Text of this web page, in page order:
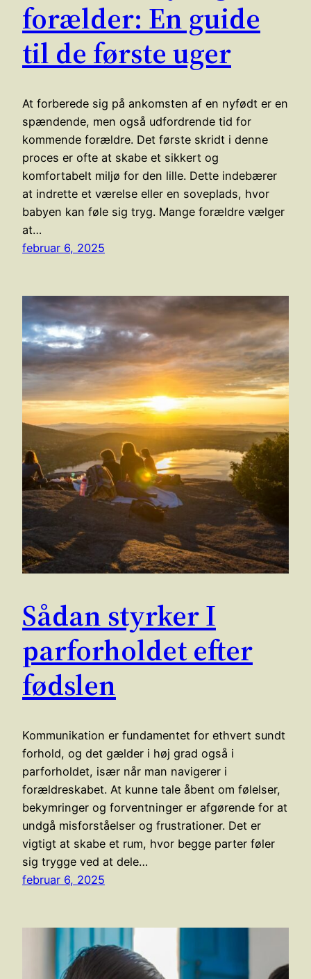
forælder: En guide
til de første uger
At forberede sig på ankomsten af en nyfødt er en
spændende, men også udfordrende tid for
kommende forældre. Det første skridt i denne
proces er ofte at skabe et sikkert og
komfortabelt miljø for den lille. Dette indebærer
at indrette et værelse eller en soveplads, hvor
babyen kan føle sig tryg. Mange forældre vælger
at…
februar 6, 2025
Sådan styrker I
parforholdet efter
fødslen
Kommunikation er fundamentet for ethvert sundt
forhold, og det gælder i høj grad også i
parforholdet, især når man navigerer i
forældreskabet. At kunne tale åbent om følelser,
bekymringer og forventninger er afgørende for at
undgå misforståelser og frustrationer. Det er
vigtigt at skabe et rum, hvor begge parter føler
sig trygge ved at dele…
februar 6, 2025